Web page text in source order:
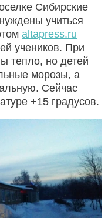
Сибирские
учиться
altapress.ru
учеников. При
тепло, но детей
морозы, а
Сейчас
+15 градусов.